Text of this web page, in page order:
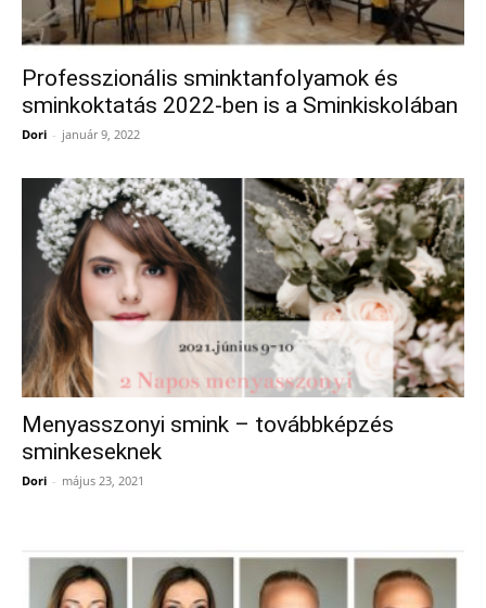
Professzionális sminktanfolyamok és
sminkoktatás 2022-ben is a Sminkiskolában
Dori - január 9, 2022
Menyasszonyi smink – továbbképzés
sminkeseknek
Dori - május 23, 2021